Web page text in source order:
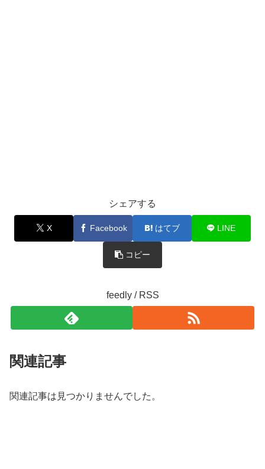
シェアする
X Facebook はてブ LINE
コピー
feedly / RSS
関連記事
関連記事は見つかりませんでした。